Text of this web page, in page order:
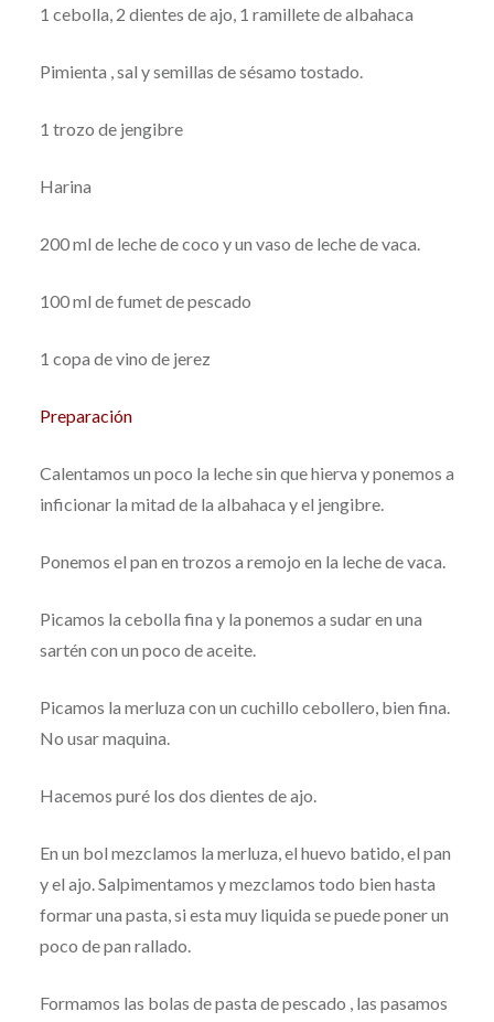
1 cebolla, 2 dientes de ajo, 1 ramillete de albahaca
Pimienta , sal y semillas de sésamo tostado.
1 trozo de jengibre
Harina
200 ml de leche de coco y un vaso de leche de vaca.
100 ml de fumet de pescado
1 copa de vino de jerez
Preparación
Calentamos un poco la leche sin que hierva y ponemos a
inficionar la mitad de la albahaca y el jengibre.
Ponemos el pan en trozos a remojo en la leche de vaca.
Picamos la cebolla fina y la ponemos a sudar en una
sartén con un poco de aceite.
Picamos la merluza con un cuchillo cebollero, bien fina.
No usar maquina.
Hacemos puré los dos dientes de ajo.
En un bol mezclamos la merluza, el huevo batido, el pan
y el ajo. Salpimentamos y mezclamos todo bien hasta
formar una pasta, si esta muy liquida se puede poner un
poco de pan rallado.
Formamos las bolas de pasta de pescado , las pasamos